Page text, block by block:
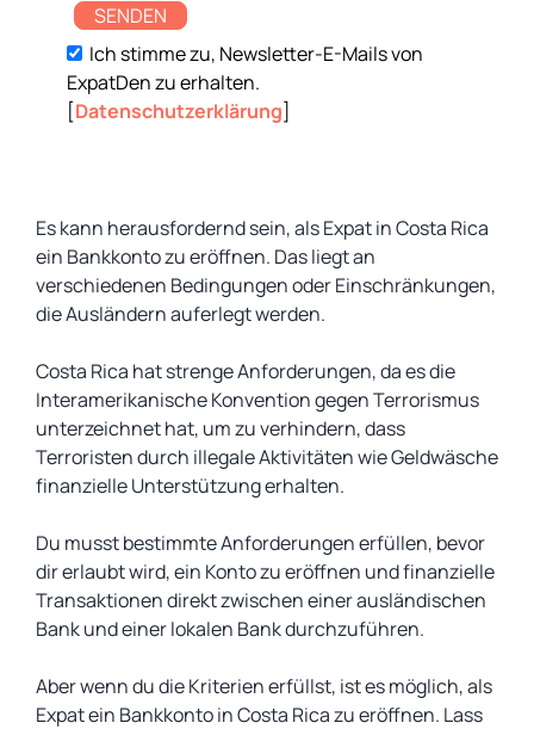
SENDEN
Ich stimme zu, Newsletter-E-Mails von
ExpatDen zu erhalten.
[Datenschutzerklärung]
Es kann herausfordernd sein, als Expat in Costa Rica
ein Bankkonto zu eröffnen. Das liegt an
verschiedenen Bedingungen oder Einschränkungen,
die Ausländern auferlegt werden.
Costa Rica hat strenge Anforderungen, da es die
Interamerikanische Konvention gegen Terrorismus
unterzeichnet hat, um zu verhindern, dass
Terroristen durch illegale Aktivitäten wie Geldwäsche
finanzielle Unterstützung erhalten.
Du musst bestimmte Anforderungen erfüllen, bevor
dir erlaubt wird, ein Konto zu eröffnen und finanzielle
Transaktionen direkt zwischen einer ausländischen
Bank und einer lokalen Bank durchzuführen.
Aber wenn du die Kriterien erfüllst, ist es möglich, als
Expat ein Bankkonto in Costa Rica zu eröffnen. Lass